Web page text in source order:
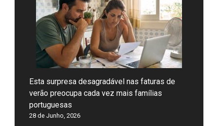
Esta surpresa desagradável nas faturas de
verão preocupa cada vez mais famílias
portuguesas
28 de Junho, 2026